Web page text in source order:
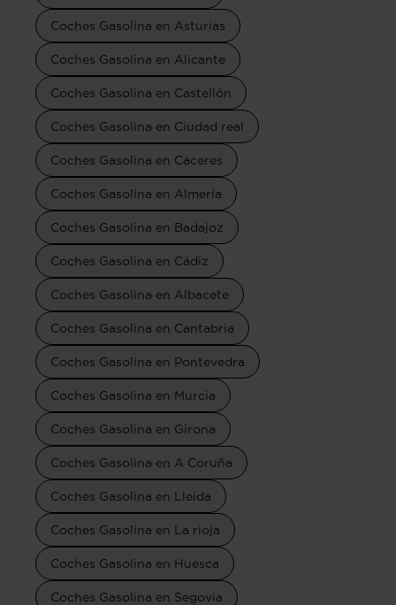
Coches Gasolina en Asturias
Coches Gasolina en Alicante
Coches Gasolina en Castellón
Coches Gasolina en Ciudad real
Coches Gasolina en Cáceres
Coches Gasolina en Almería
Coches Gasolina en Badajoz
Coches Gasolina en Cádiz
Coches Gasolina en Albacete
Coches Gasolina en Cantabria
Coches Gasolina en Pontevedra
Coches Gasolina en Murcia
Coches Gasolina en Girona
Coches Gasolina en A Coruña
Coches Gasolina en Lleida
Coches Gasolina en La rioja
Coches Gasolina en Huesca
Coches Gasolina en Segovia